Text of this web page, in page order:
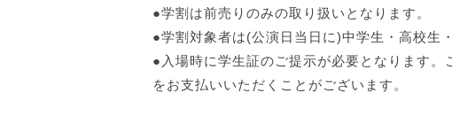
●学割は前売りのみの取り扱いとなります。
●学割対象者は(公演日当日に)中学生・高校生
●入場時に学生証のご提示が必要となります
をお支払いいただくことがございます。